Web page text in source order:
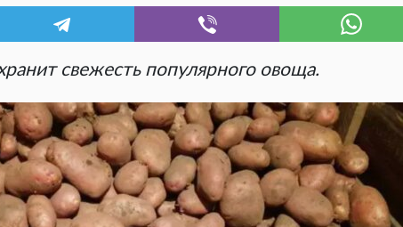
свежесть популярного овоща.